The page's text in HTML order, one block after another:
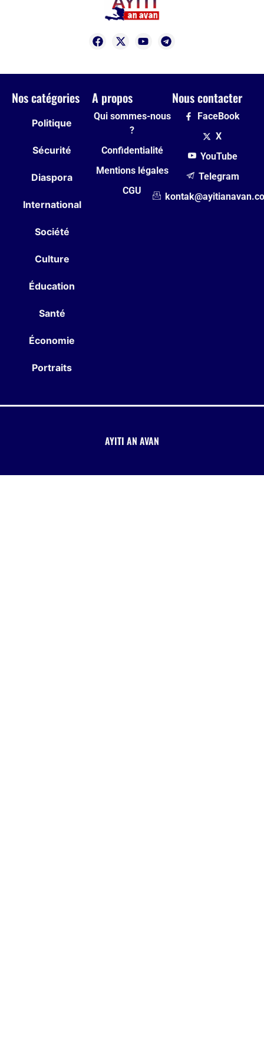
Nos catégories
Politique
Sécurité
Diaspora
International
Société
Culture
Éducation
Santé
Économie
Portraits
A propos
Qui sommes-nous
?
Confidentialité
Mentions légales
CGU
Nous contacter
FaceBook
X
YouTube
Telegram
AYITI AN AVAN